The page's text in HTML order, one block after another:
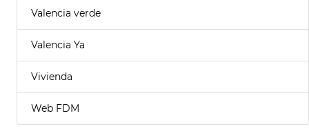
Valencia verde
Valencia Ya
Vivienda
Web FDM